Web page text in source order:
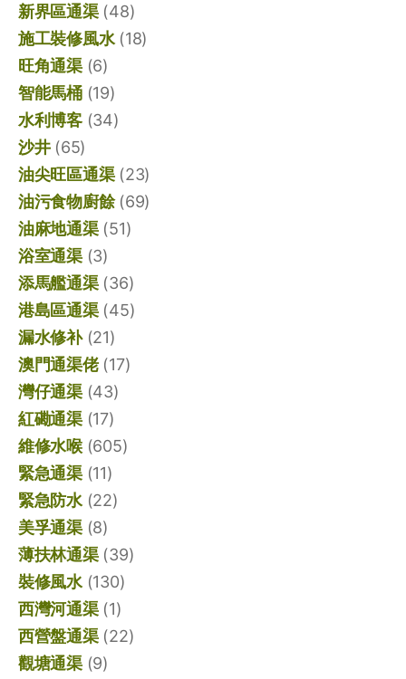
新界區通渠(48)
施工裝修風水(18)
旺角通渠(6)
智能馬桶(19)
水利博客(34)
沙井(65)
油尖旺區通渠(23)
油污食物廚餘(69)
油麻地通渠(51)
浴室通渠(3)
添馬艦通渠(36)
港島區通渠(45)
漏水修补(21)
澳門通渠佬(17)
灣仔通渠(43)
紅磡通渠(17)
維修水喉(605)
緊急通渠(11)
緊急防水(22)
美孚通渠(8)
薄扶林通渠(39)
裝修風水(130)
西灣河通渠(1)
西營盤通渠(22)
觀塘通渠(9)